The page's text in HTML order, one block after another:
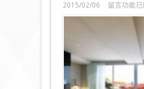
2015/02/06
在
〈日
鬼
驚
留言功能已